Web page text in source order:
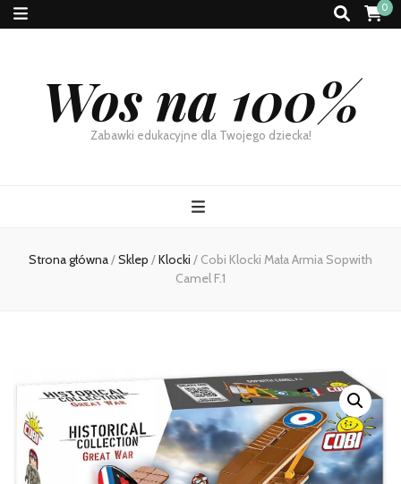
0
Wos na 100%
Zabawki edukacyjne dla Twojego dziecka!
Strona główna/Sklep /Klocki / Cobi Klocki Mała Armia Sopwith
Camel F.1